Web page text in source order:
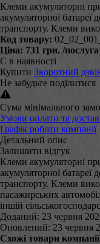
Клеми акумуляторні
акумуляторної батареї
транспорту. Клеми
Код товару:
Ціна: 731 грн. /послуга
Є в наявності
Купити Зворотний
Не забудьте поділитися
Сума мінімального
Умови оплати та
Графік роботи компанії
Детальний опис
Залишити відгук
Клеми акумуляторні
акумуляторної батареї
транспорту. Клеми
пасажирських
іншій
Доданий: 23 червня
Оновлений: 23 червня
Схожі товари